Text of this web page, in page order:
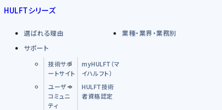
HULFTシリーズ
選ばれる理由
業種・業界・業務別
サポート
技術サポ
ートサイト
myHULFT（マ
イハルフト）
ユーザー
コミュニ
ティ
HULFT技術
者資格認定